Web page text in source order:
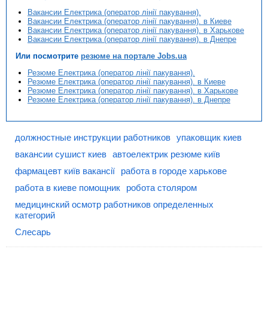
Вакансии Електрика (оператор лінії пакування).
Вакансии Електрика (оператор лінії пакування). в Киеве
Вакансии Електрика (оператор лінії пакування). в Харькове
Вакансии Електрика (оператор лінії пакування). в Днепре
Или посмотрите резюме на портале Jobs.ua
Резюме Електрика (оператор лінії пакування).
Резюме Електрика (оператор лінії пакування). в Киеве
Резюме Електрика (оператор лінії пакування). в Харькове
Резюме Електрика (оператор лінії пакування). в Днепре
должностные инструкции работников упаковщик киев
вакансии сушист киев автоелектрик резюме київ
фармацевт київ вакансії
работа в городе харькове
работа в киеве помощник
робота столяром
медицинский осмотр работников определенных
категорий
Слесарь